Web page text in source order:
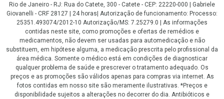
Rio de Janeiro - RJ: Rua do Catete, 300 - Catete - CEP: 22220-000 | Gabriele
Giovanelli - CRF 28127 | 24 horas| Autorização de funcionamento: Processo:
25351.493074/2012-10 Autorização/MS: 7.25279.0 | As informações
contidas neste site, como promoções e ofertas de remédios e
medicamentos, não devem ser usadas para automedicação e não
substituem, em hipótese alguma, a medicação prescrita pelo profissional da
área médica. Somente o médico está em condições de diagnosticar
qualquer problema de saúde e prescrever o tratamento adequado. Os
preços e as promoções são válidos apenas para compras via internet. As
fotos contidas em nosso site são meramente ilustrativas. *Preços e
disponibilidade sujeitos a alterações no decorrer do dia. Antibióticos e